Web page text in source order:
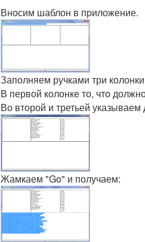
Вносим шаблон в приложение.
Заполняем ручками три
В первой колонке то, что
Во второй и третьей
Жамкаем "Go" и получаем: